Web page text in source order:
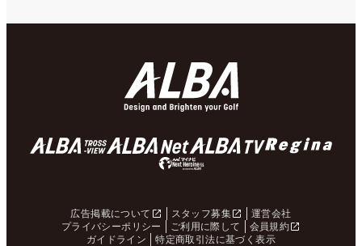
広告掲載について スタッフ募集
運営会社
プライバシーポリシー
ご利用に際して
会員規約
ガイドライン
特定商取引法に基づく表示